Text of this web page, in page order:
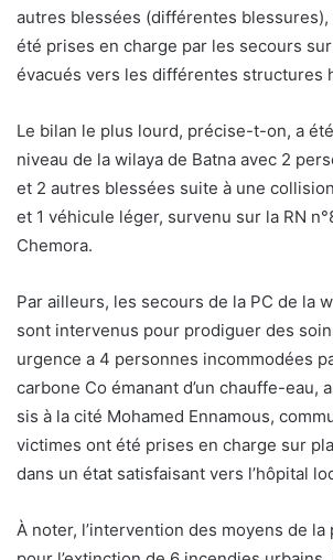
autres blessées (différentes
été prises en charge par les secours
évacués vers les différentes structures
Le bilan le plus lourd, précise-t-on, a
niveau de la wilaya de Batna avec 2
et 2 autres blessées suite à une
et 1 véhicule léger, survenu sur la RN
Chemora.
Par ailleurs, les secours de la PC de la
sont intervenus pour prodiguer des
urgence a 4 personnes incommodées
carbone Co émanant d’un chauffe-eau,
sis à la cité Mohamed Ennamous,
victimes ont été prises en charge sur
dans un état satisfaisant vers l’hôpital
À noter, l’intervention des moyens de